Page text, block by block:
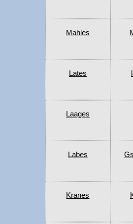
Mahles
Lates
Laages
Labes
Kranes